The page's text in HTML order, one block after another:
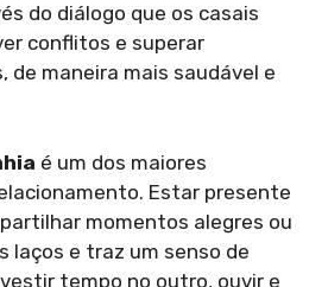
do diálogo que os casais
conflitos e superar
de maneira mais saudável e
é um dos maiores
Estar presente
momentos alegres ou
laços e traz um senso de
tempo no outro, ouvir e